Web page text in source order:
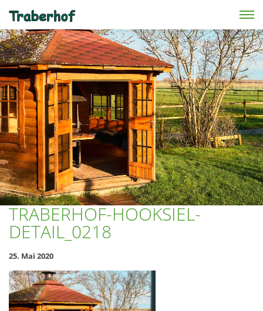
Skip to main content
TRABERHOF-HOOKSIEL-
DETAIL_0218
25. Mai 2020